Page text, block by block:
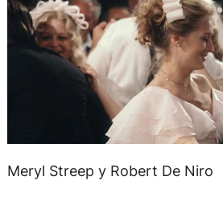
Meryl Streep y Robert De Niro